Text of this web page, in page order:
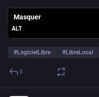
ALT
Masquer
#LogicielLibre #LibreLocal
0